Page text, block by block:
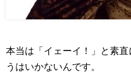
本当は「イェーイ！」と素
うはいかないんです。